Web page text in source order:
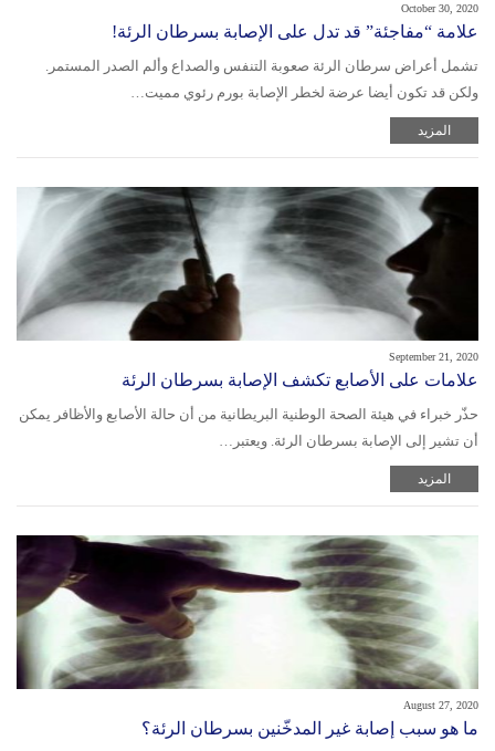
October 30, 2020
علامة “مفاجئة” قد تدل على الإصابة بسرطان الرئة!
تشمل أعراض سرطان الرئة صعوبة التنفس والصداع وألم الصدر المستمر.
ولكن قد تكون أيضا عرضة لخطر الإصابة بورم رئوي مميت…
المزيد
September 21, 2020
علامات على الأصابع تكشف الإصابة بسرطان الرئة
حذّر خبراء في هيئة الصحة الوطنية البريطانية من أن حالة الأصابع والأظافر يمكن
أن تشير إلى الإصابة بسرطان الرئة. ويعتبر…
المزيد
August 27, 2020
ما هو سبب إصابة غير المدخّنين بسرطان الرئة؟